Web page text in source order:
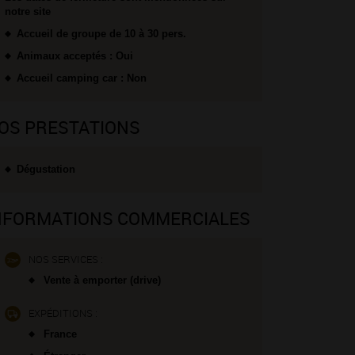
notre site
Accueil de groupe de 10 à 30 pers.
Animaux acceptés : Oui
Accueil camping car : Non
PRESTATIONS
Dégustation
COMMERCIALES
NOS SERVICES :
Vente à emporter (drive)
EXPÉDITIONS :
France